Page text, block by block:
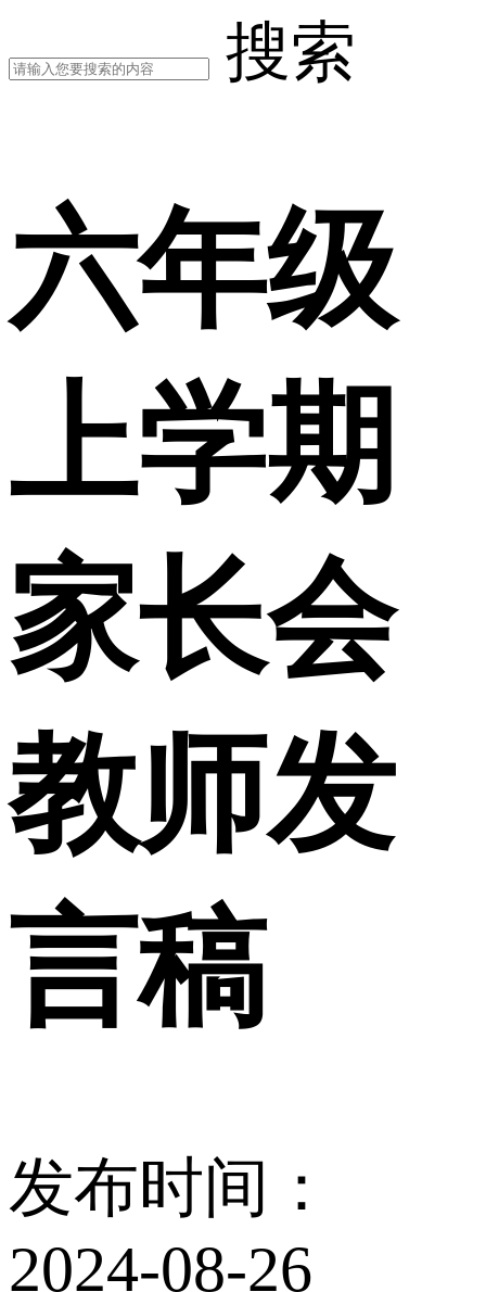
搜索
六年级
上学期
家长会
教师发
言稿
发布时间：
2024-08-26